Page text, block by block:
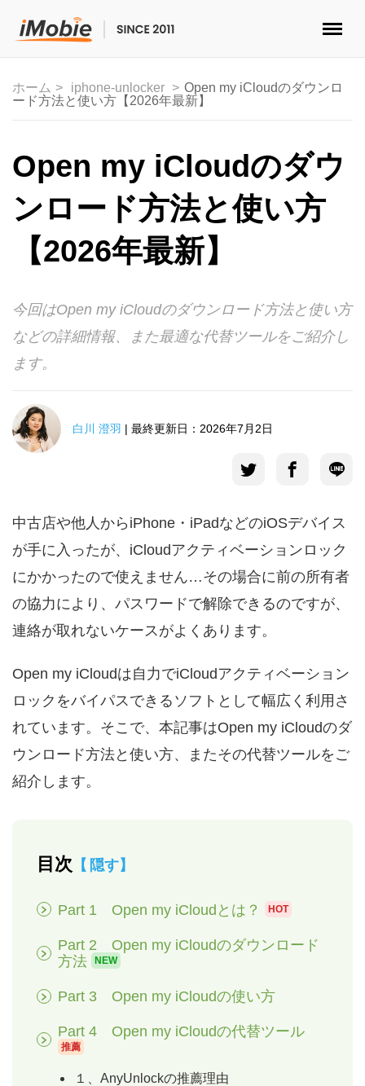
マルチメディア
便利ツール
ソリューション
ダウンロード
サポート
ホーム iphone-unlocker
Open my iCloudのダウンロ
ード方法と使い方【2026年最新】
Open my iCloudのダウ
ンロード方法と使い方
【2026年最新】
今回はOpen my iCloudのダウンロード方法と使い方
などの詳細情報、また最適な代替ツールをご紹介し
ます。
白川 澄羽 | 最終更新日：2026年7月2日
中古店や他人からiPhone・iPadなどのiOSデバイス
が手に入ったが、iCloudアクティベーションロック
にかかったので使えません…その場合に前の所有者
の協力により、パスワードで解除できるのですが、
連絡が取れないケースがよくあります。
Open my iCloudは自力でiCloudアクティベーション
ロックをバイパスできるソフトとして幅広く利用さ
れています。そこで、本記事はOpen my iCloudのダ
ウンロード方法と使い方、またその代替ツールをご
紹介します。
目次 隠す
Part 1 Open my iCloudとは？ HOT
Part 2 Open my iCloudのダウンロード
方法
NEW
Part 3 Open my iCloudの使い方
Part 4 Open my iCloudの代替ツール
推薦
１、AnyUnlockの推薦理由